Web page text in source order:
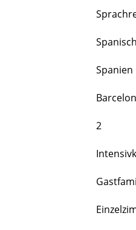
Spanisch
Spanien
2